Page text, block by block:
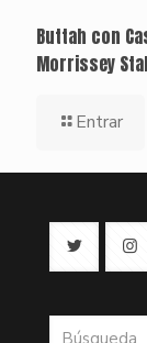
Buttah con
Morrissey
Entrar